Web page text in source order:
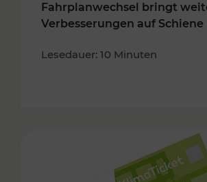
Fahrplanwechsel bringt
Verbesserungen auf Schiene
Lesedauer: 10 Minuten